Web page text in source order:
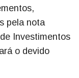
pela nota
Investimentos
o devido